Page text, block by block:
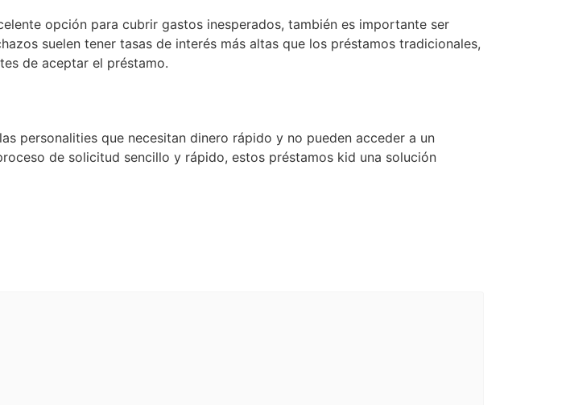
opción para cubrir gastos inesperados, también es importante ser
suelen tener tasas de interés más altas que los préstamos tradicionales,
de aceptar el préstamo.
personalities que necesitan dinero rápido y no pueden acceder a un
de solicitud sencillo y rápido, estos préstamos kid una solución